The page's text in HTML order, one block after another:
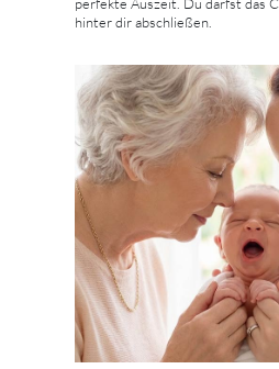
hinter dir abschließen.